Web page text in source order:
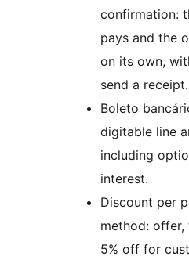
confirmation:
pays and the
on its own,
send a receipt.
Boleto
digitable line
including
interest.
Discount per
method: offer,
5% off for